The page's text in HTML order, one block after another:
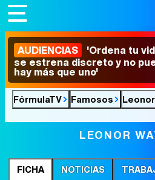
AUDIENCIAS 'Ordena tu
se estrena discreto y no
hay más que uno'
FórmulaTV Famosos
LEONOR
FICHA NOTICIAS